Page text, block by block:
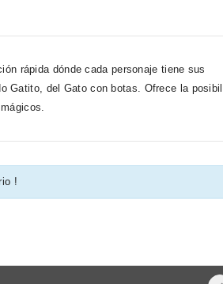
rápida dónde cada personaje tiene sus
Gatito, del Gato con botas. Ofrece la
!